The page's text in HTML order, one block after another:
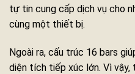
tự tin cung cấp dịch vụ cho
cùng một thiết bị.
Ngoài ra, cấu trúc 16 bars
diện tích tiếp xúc lớn. Vì